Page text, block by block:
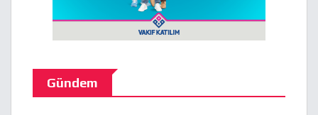
Gündem